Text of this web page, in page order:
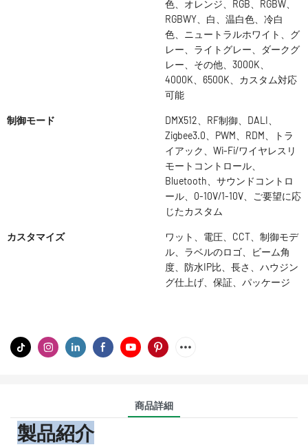
色、オレンジ、RGB、RGBW、
RGBWY、白、温白色、冷白
色、ニュートラルホワイト、グ
レー、ライトグレー、ダークグ
レー、その他、3000K、
4000K、6500K、カスタム対応
可能
制御モード
DMX512、RF制御、DALI、
Zigbee3.0、PWM、RDM、トラ
イアック、Wi-Fi/ワイヤレスリ
モートコントロール、
Bluetooth、サウンドコントロ
ール、0-10V/1-10V、ご要望に応
じたカスタム
カスタマイズ
ワット、電圧、CCT、制御モデ
ル、ラベルのロゴ、ビーム角
度、防水IP比、長さ、ハウジン
グ仕上げ、保証、パッケージ
商品詳細
製品紹介